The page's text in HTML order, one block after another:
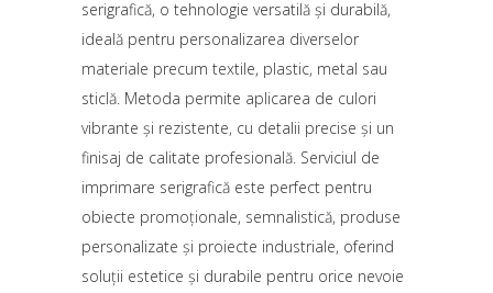
serigrafică, o tehnologie versatilă și durabilă,
ideală pentru personalizarea diverselor
materiale precum textile, plastic, metal sau
sticlă. Metoda permite aplicarea de culori
vibrante și rezistente, cu detalii precise și un
finisaj de calitate profesională. Serviciul de
imprimare serigrafică este perfect pentru
obiecte promoționale, semnalistică, produse
personalizate și proiecte industriale, oferind
soluții estetice și durabile pentru orice nevoie